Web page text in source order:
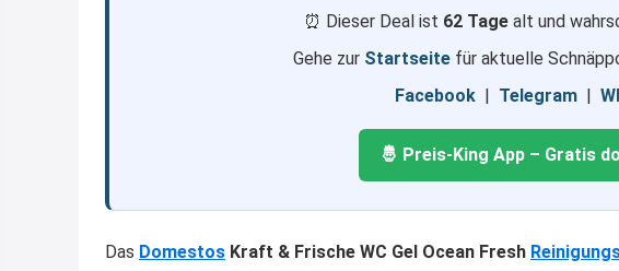
⏰ Dieser Deal ist 62 Tage alt und
Gehe zur Startseite für aktuelle
Facebook | Telegram |
🤴 Preis-King App – Gratis
Das Domestos Kraft & Frische WC Gel Ocean Fresh